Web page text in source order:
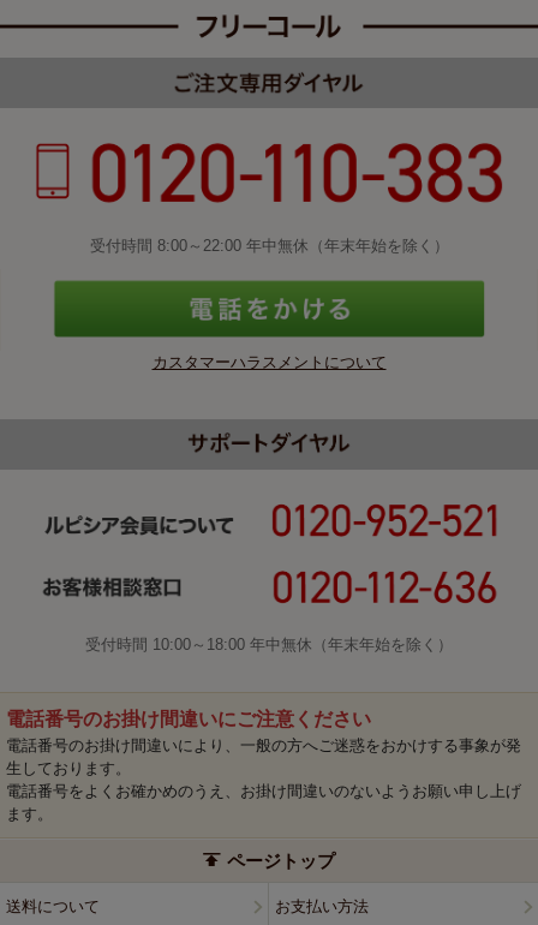
受付時間 8:00～22:00 年中無休（年末年始を除く）
カスタマーハラスメントについて
受付時間 10:00～18:00 年中無休（年末年始を除く）
電話番号のお掛け間違いにご注意ください
電話番号のお掛け間違いにより、一般の方へご迷惑をおかけする事象が発
生しております。
電話番号をよくお確かめのうえ、お掛け間違いのないようお願い申し上げ
ます。
ページトップ
送料について お支払い方法